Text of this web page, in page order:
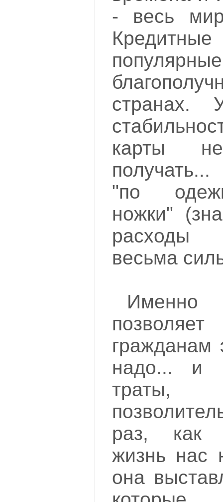
- весь
странах.
карты
"по
ножки"
расходы
весьма
Именно
гражданам
надо... и
раз, как
жизнь нас
она